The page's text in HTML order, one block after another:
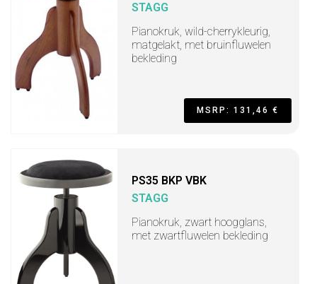
STAGG
Pianokruk, wild-cherrykleurig,
matgelakt, met bruinfluwelen
bekleding
MSRP: 131,46 €
PS35 BKP VBK
STAGG
Pianokruk, zwart hoogglans,
met zwartfluwelen bekleding